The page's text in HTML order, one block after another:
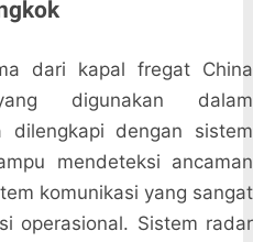
dari kapal fregat China
digunakan dalam
dilengkapi dengan sistem
mendeteksi ancaman
komunikasi yang sangat
operasional. Sistem radar